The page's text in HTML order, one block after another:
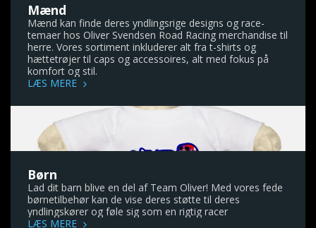
Mænd
Mænd kan finde deres yndlingsrige designs og race-
temaer hos Oliver Svendsen Road Racing merchandise til
herre. Vores sortiment inkluderer alt fra t-shirts og
hættetrøjer til caps og accessoires, alt med fokus på
komfort og stil.
LÆS MERE
Børn
Lad dit barn blive en del af Team Oliver! Med vores fede
børnetilbehør kan de vise deres støtte til deres
yndlingskører og føle sig som en rigtig racer
LÆS MERE